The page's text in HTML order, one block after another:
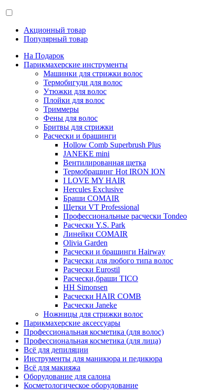
Акционный товар
Популярный товар
На Подарок
Парикмахерские инструменты
Машинки для стрижки волос
Термобигуди для волос
Утюжки для волос
Плойки для волос
Триммеры
Фены для волос
Бритвы для стрижки
Расчески и брашинги
Hollow Comb Superbrush Plus
JANEKE mini
Вентилированная щетка
Термобрашинг Hot IRON ION
I LOVE MY HAIR
Hercules Exclusive
Браши COMAIR
Щетки VT Professional
Профессиональные расчески Tondeo
Расчески Y.S. Park
Линейки COMAIR
Olivia Garden
Расчески и брашинги Hairway
Расчески для любого типа волос
Расчески Eurostil
Расчески,браши TICO
HH Simonsen
Расчески HAIR COMB
Расчески Janeke
Ножницы для стрижки волос
Парикмахерские аксессуары
Профессиональная косметика (для волос)
Профессиональная косметика (для лица)
Всё для депиляции
Инструменты для маникюра и педикюра
Всё для макияжа
Оборудование для салона
Косметологическое оборудование